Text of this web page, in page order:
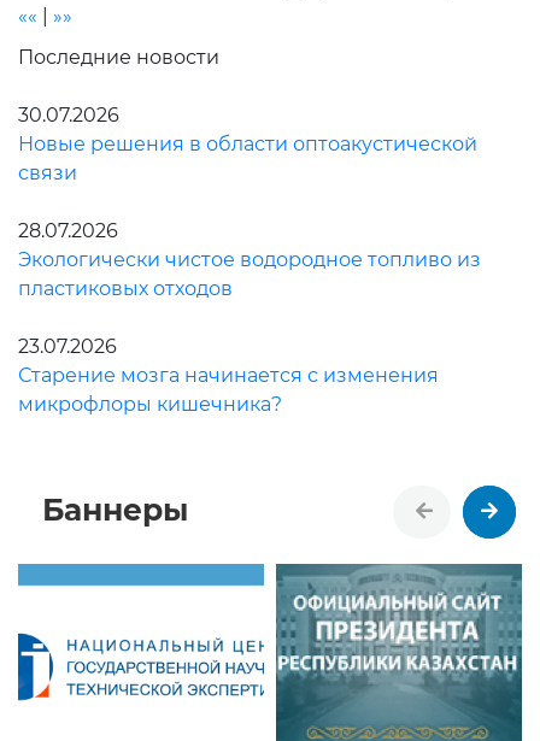
««
»»
Последние новости
30.07.2026
Новые решения в области оптоакустической
связи
28.07.2026
Экологически чистое водородное топливо из
пластиковых отходов
23.07.2026
Старение мозга начинается с изменения
микрофлоры кишечника?
Баннеры